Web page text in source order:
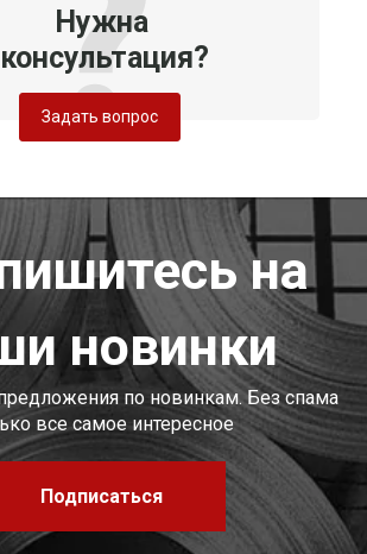
Нужна
консультация?
Задать вопрос
на
новинки
по новинкам. Без спама
все самое интересное
Подписаться